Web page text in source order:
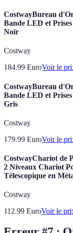
CostwayBureau
Bande LED et
Noir
Costway
184.99 EuroVoir le
CostwayBureau
Bande LED et
Gris
Costway
179.99 EuroVoir le
CostwayChariot de
2 Niveaux Chariot
Télescopique en
Costway
112.99 EuroVoir le